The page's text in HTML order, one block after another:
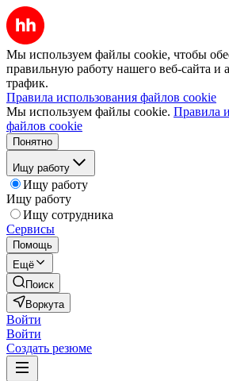
Мы используем файлы cookie, чтобы
правильную работу нашего веб-сайта и
трафик.
Правила использования файлов cookie
Мы используем файлы cookie. Правила
файлов cookie
Понятно
Ищу работу
Ищу работу
Ищу работу
Ищу сотрудника
Сервисы
Помощь
Ещё
Поиск
Воркута
Войти
Войти
Создать резюме